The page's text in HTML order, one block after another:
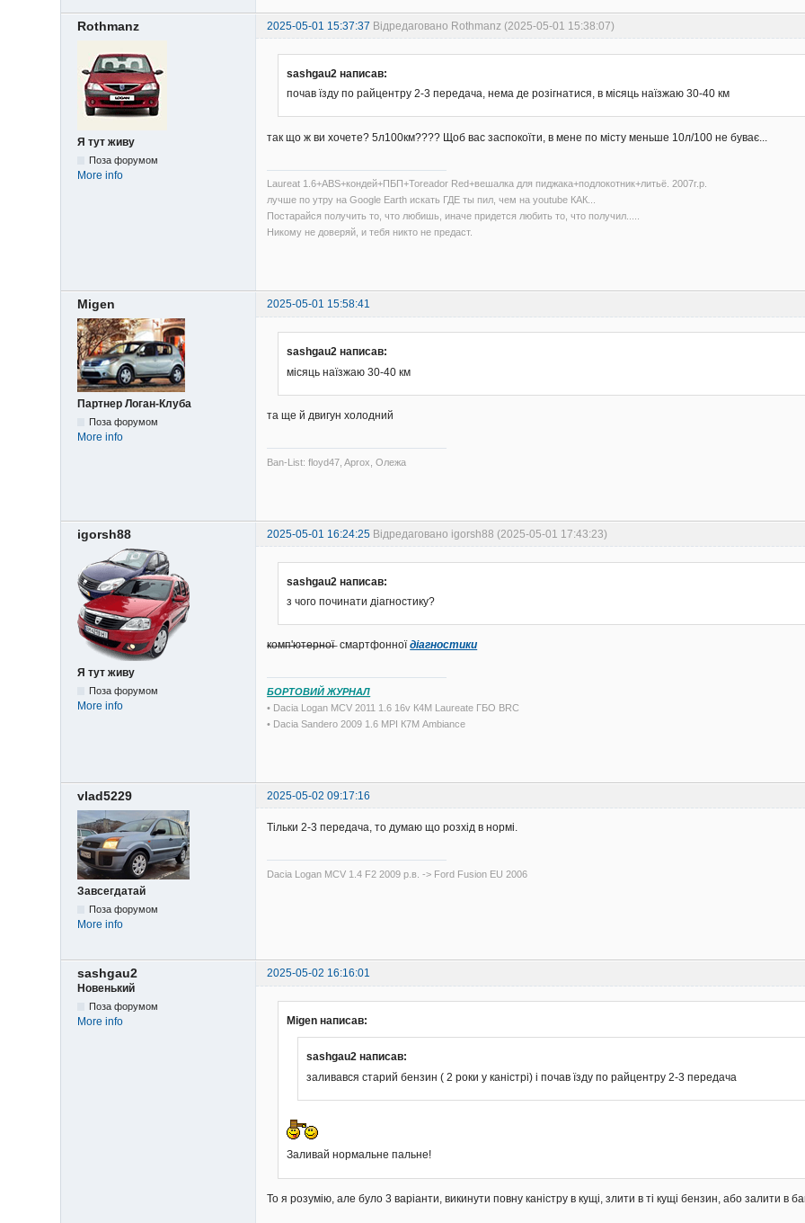
Rothmanz 2025-05-01 15:37:37 Відредаговано Rothmanz (2025-05-01 15:38:07)
Я тут живу
Поза форумом
More info
sashgau2 написав:
почав їзду по райцентру 2-3 передача, нема де розігнатися, в місяць наїзжаю 30-40 км
так що ж ви хочете? 5л100км???? Щоб вас заспокоїти, в мене по місту меньше 10л/100 не буває...
Laureat 1.6+ABS+кондей+ПБП+Toreador Red+вешалка для пиджака+подлокотник+литьё. 2007г.р.
лучше по утру на Google Earth искать ГДЕ ты пил, чем на youtube КАК...
Постарайся получить то, что любишь, иначе придется любить то, что получил.....
Никому не доверяй, и тебя никто не предаст.
Migen 2025-05-01 15:58:41
Партнер Логан-Клуба
Поза форумом
More info
sashgau2 написав:
місяць наїзжаю 30-40 км
та ще й двигун холодний
Ban-List: floyd47, Aprox, Олежа
igorsh88 2025-05-01 16:24:25 Відредаговано igorsh88 (2025-05-01 17:43:23)
Я тут живу
Поза форумом
More info
sashgau2 написав:
з чого починати діагностику?
̶к̶о̶м̶п̶'̶ю̶т̶е̶р̶н̶о̶ї̶ смартфонноїдіагностики
БОРТОВИЙ ЖУРНАЛ
• Dacia Logan MCV 2011 1.6 16v К4М Laureate ГБО BRC
• Dacia Sandero 2009 1.6 MPI К7М Ambiance
vlad5229 2025-05-02 09:17:16
Завсегдатай
Поза форумом
More info
Тільки 2-3 передача, то думаю що розхід в нормі.
Dacia Logan MCV 1.4 F2 2009 р.в. -> Ford Fusion EU 2006
sashgau2
2025-05-02 16:16:01
Новенький
Поза форумом
More info Migen написав:
sashgau2 написав:
заливався старий бензин ( 2 роки у каністрі) і почав їзду по райцентру 2-3 передача
Заливай нормальне пальне!
То я розумію, але було 3 варіанти, викинути повну каністру в кущі, злити в ті кущі бензин, або залити в